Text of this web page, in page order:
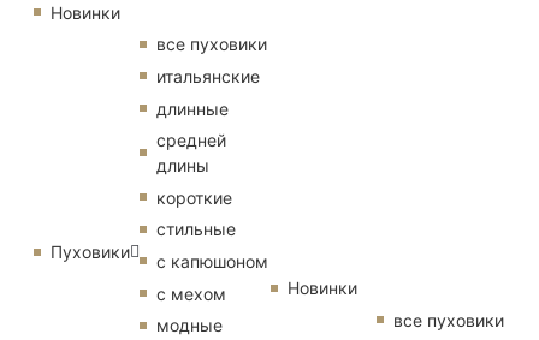
Новинки
Пуховики
все пуховики
итальянские
длинные
средней
длины
короткие
стильные
с капюшоном
с мехом
модные
Новинки
все пуховики